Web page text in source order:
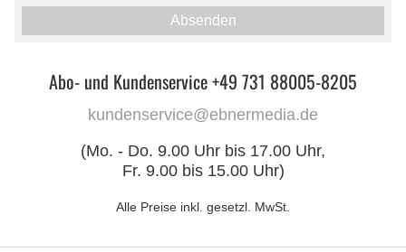
Absenden
Abo- und Kundenservice +49 731 88005-8205
kundenservice@ebnermedia.de
(Mo. - Do. 9.00 Uhr bis 17.00 Uhr,
Fr. 9.00 bis 15.00 Uhr)
Alle Preise inkl. gesetzl. MwSt.